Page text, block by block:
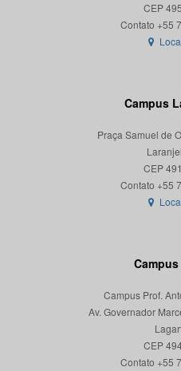
CEP
Campus
Praça Samuel de
CEP
Campus Prof.
Av. Governador
CEP